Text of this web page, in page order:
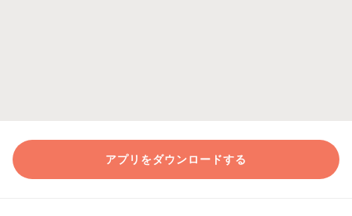
アプリをダウンロードする